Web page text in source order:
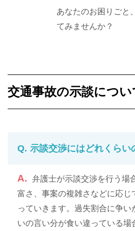
あなたのお困りごと
てみませんか？
交通事故の示談につ
示談交渉にはどれくらい
弁護士が示談交渉を行う場
富さ、事案の複雑さなどに応じ
っていきます。過失割合に争い
いの言い分が食い違っている場